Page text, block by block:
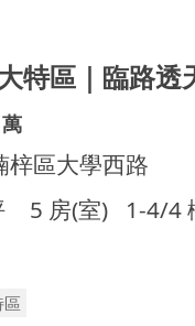
萬
梓區大學西路
5 房(室)
1-4/4